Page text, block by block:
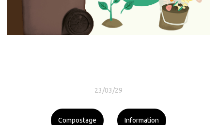
23/03/29
Compostage Information